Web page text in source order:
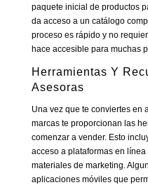
paquete inicial de productos
da acceso a un catálogo
proceso es rápido y no
hace accesible para muchas
Herramientas Y
Asesoras
Una vez que te conviertes en
marcas te proporcionan las
comenzar a vender. Esto
acceso a plataformas en
materiales de marketing.
aplicaciones móviles que